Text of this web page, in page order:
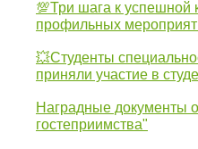
💯Три шага к успешной
профильных
💥Студенты
приняли участие в
Наградные документы
гостеприимства"